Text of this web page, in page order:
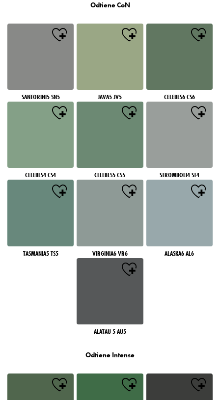
Odtiene CoN
SANTORINI5 SN5 JAVA5 JV5 CELEBES6 CS6
CELEBES4 CS4 CELEBES5 CS5 STROMBOLI4 ST4
TASMANIA5 TS5 VIRGINIA6 VR6 ALASKA6 AL6
ALATAU 5 AU5
Odtiene Intense